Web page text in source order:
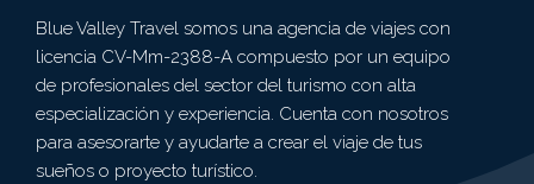
Blue Valley Travel somos una agencia de viajes con
licencia CV-Mm-2388-A compuesto por un equipo
de profesionales del sector del turismo con alta
especialización y experiencia. Cuenta con nosotros
para asesorarte y ayudarte a crear el viaje de tus
sueños o proyecto turístico.